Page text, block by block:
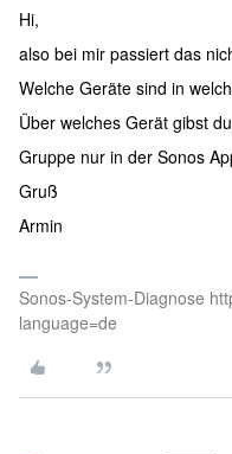
Hi,
also bei mir passiert das
Welche Geräte sind in
Über welches Gerät gibst
Gruppe nur in der Sonos
Gruß
Armin
Sonos-System-Diagnose
language=de